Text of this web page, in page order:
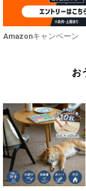
Amazonキャンペーン
お